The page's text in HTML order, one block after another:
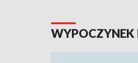
WYPOCZYNEK